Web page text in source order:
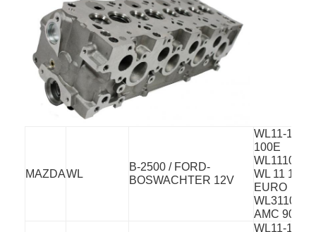
Motor Koppelstang
Motortuimelaar
Motor van een autokleppen
Cilinderkopreparaties
MAZDAWL
B-2500 / FORD-
BOSWACHTER 12V
WL11-10-
100E
WL 11 10
EURO
AMC
WL11-10-